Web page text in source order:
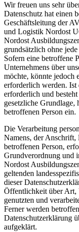
Wir freuen uns sehr
Datenschutz hat einen
Geschäftsleitung der
und Logistik Nordost
Nordost
grundsätzlich ohne
Sofern eine betroffene
Unternehmens über
möchte, könnte jedoch
erforderlich werden. Ist
erforderlich und
gesetzliche
betroffenen Person ein.
Die Verarbeitung
Namens, der Anschrift,
betroffenen Person,
Grundverordnung und
Nordost
geltenden
dieser
Öffentlichkeit über Art,
genutzten und
Ferner werden
Datenschutzerklärung
aufgeklärt.